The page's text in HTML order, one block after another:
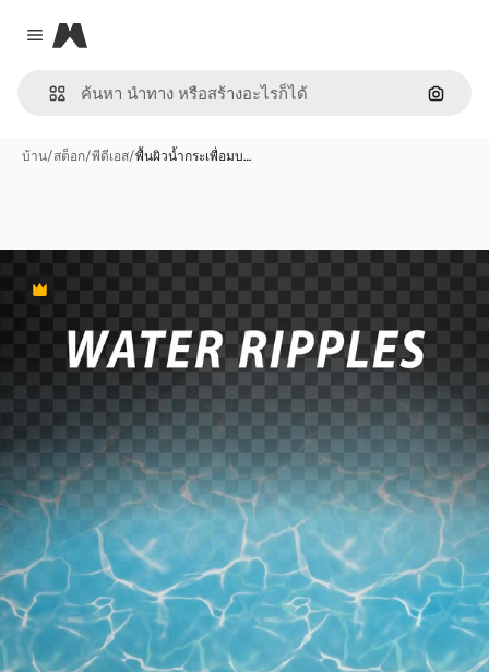
Close menu
Magnific
ค้นหา
บ้าน/สต็อก/พีดีเอส/พื้นผิวน้ำกระเพื่อมบ…
พรีเมี่ยม